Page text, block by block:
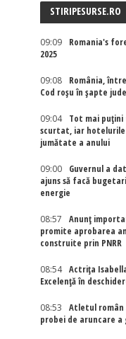
STIRIPESURSE.RO
09:09
Romania's
2025
09:08
România,
Cod roșu în șapte
09:04
Tot mai puțini
scurtat, iar hotelurile
jumătate a anului
09:00
Guvernul a
ajuns să facă
energie
08:57
Anunț
promite aprobarea
construite prin PNRR
08:54
Actriţa
Excelenţă în
08:53
Atletul român
probei de aruncare a